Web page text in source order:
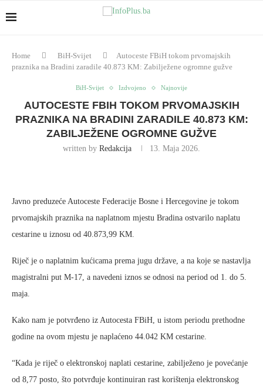
Home BiH-Svijet
Autoceste FBiH tokom prvomajskih
praznika na Bradini zaradile 40.873 KM: Zabilježene ogromne gužve
BiH-Svijet Izdvojeno Najnovije
AUTOCESTE FBIH TOKOM PRVOMAJSKIH
PRAZNIKA NA BRADINI ZARADILE 40.873 KM:
ZABILJEŽENE OGROMNE GUŽVE
written by Redakcija 13. Maja 2026.
Javno preduzeće Autoceste Federacije Bosne i Hercegovine je tokom
prvomajskih praznika na naplatnom mjestu Bradina ostvarilo naplatu
cestarine u iznosu od 40.873,99 KM.
Riječ je o naplatnim kućicama prema jugu države, a na koje se nastavlja
magistralni put M-17, a navedeni iznos se odnosi na period od 1. do 5.
maja.
Kako nam je potvrđeno iz Autocesta FBiH, u istom periodu prethodne
godine na ovom mjestu je naplaćeno 44.042 KM cestarine.
“Kada je riječ o elektronskoj naplati cestarine, zabilježeno je povećanje
od 8,77 posto, što potvrđuje kontinuiran rast korištenja elektronskog